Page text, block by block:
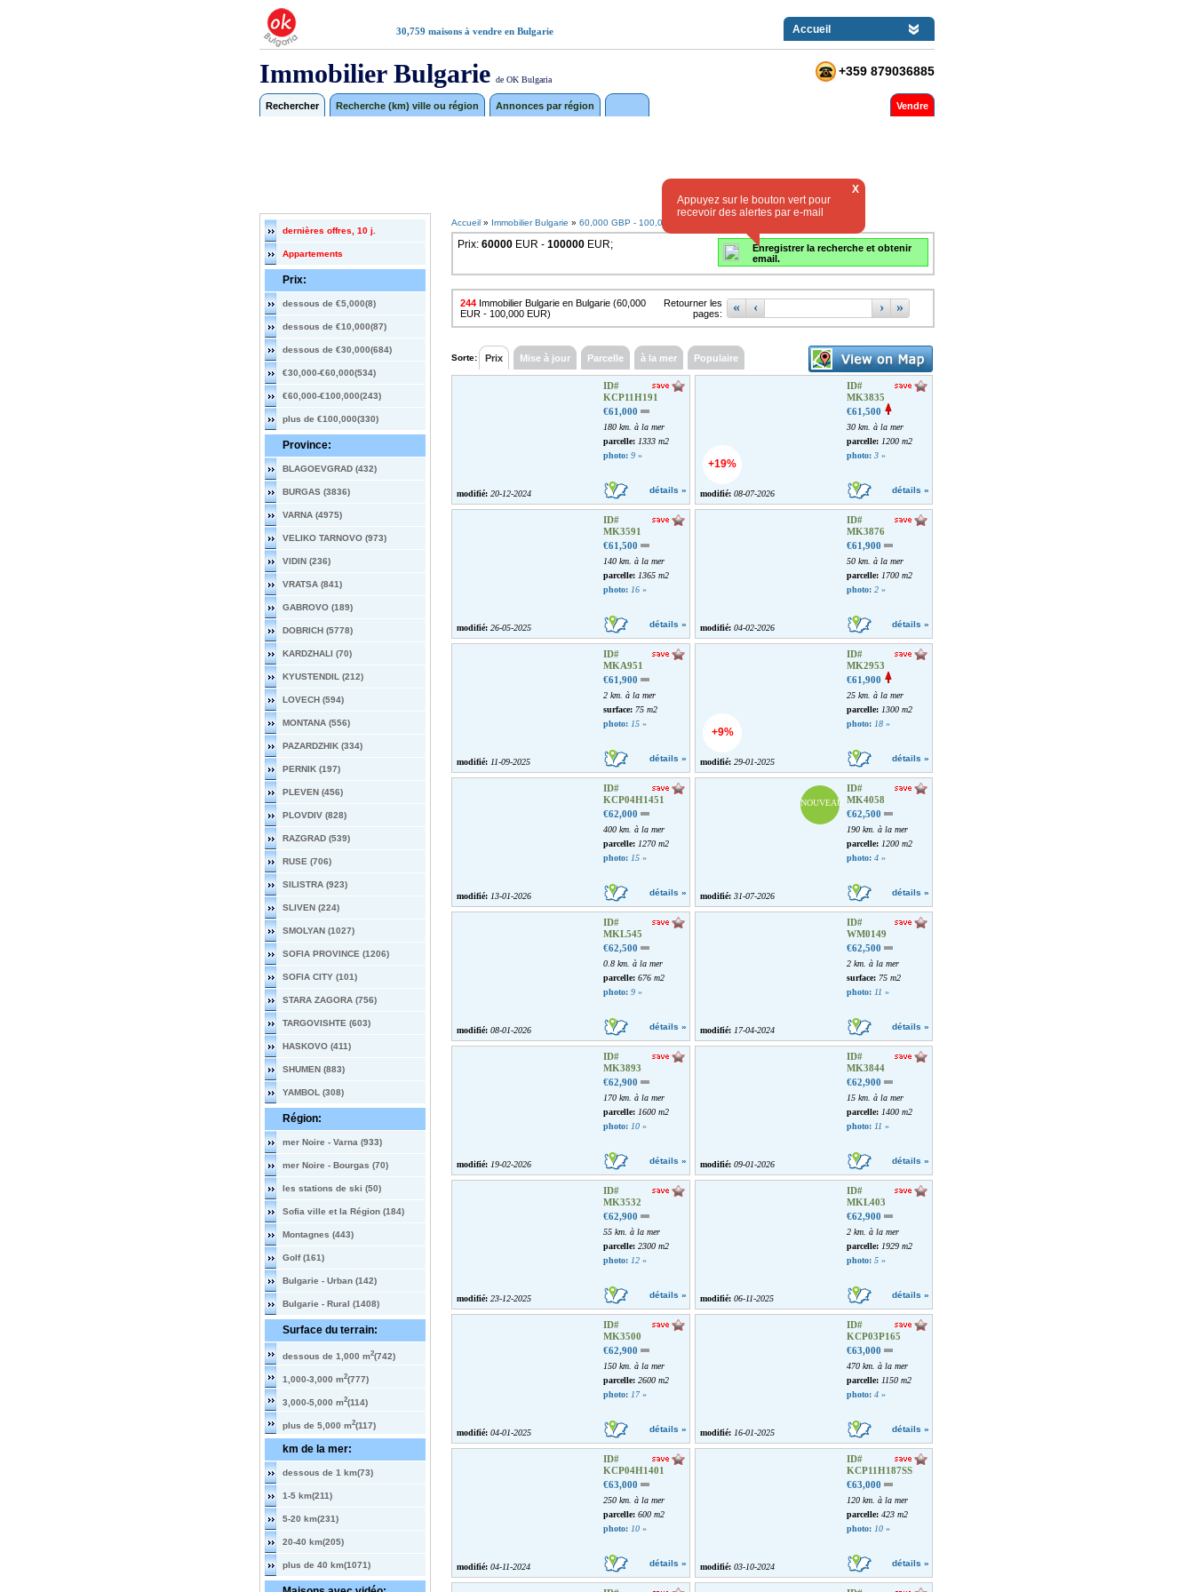
30,759 maisons à vendre en Bulgarie Accueil
Immobilier Bulgarie de OK Bulgaria
+359 879036885
Rechercher Recherche (km) ville ou région Annonces par région Vendre
dernières offres, 10 j.
Appartements
Prix:
dessous de €5,000(8)
dessous de €10,000(87)
dessous de €30,000(684)
€30,000-€60,000(534)
€60,000-€100,000(243)
plus de €100,000(330)
Province:
BLAGOEVGRAD (432)
BURGAS (3836)
VARNA (4975)
VELIKO TARNOVO (973)
VIDIN (236)
VRATSA (841)
GABROVO (189)
DOBRICH (5778)
KARDZHALI (70)
KYUSTENDIL (212)
LOVECH (594)
MONTANA (556)
PAZARDZHIK (334)
PERNIK (197)
PLEVEN (456)
PLOVDIV (828)
RAZGRAD (539)
RUSE (706)
SILISTRA (923)
SLIVEN (224)
SMOLYAN (1027)
SOFIA PROVINCE (1206)
SOFIA CITY (101)
STARA ZAGORA (756)
TARGOVISHTE (603)
HASKOVO (411)
SHUMEN (883)
YAMBOL (308)
Région:
mer Noire - Varna (933)
mer Noire - Bourgas (70)
les stations de ski (50)
Sofia ville et la Région (184)
Montagnes (443)
Golf (161)
Bulgarie - Urban (142)
Bulgarie - Rural (1408)
Surface du terrain:
dessous de 1,000 m2(742)
1,000-3,000 m2(777)
3,000-5,000 m2(114)
plus de 5,000 m2(117)
km de la mer:
dessous de 1 km(73)
1-5 km(211)
5-20 km(231)
20-40 km(205)
plus de 40 km(1071)
Accueil » Immobilier Bulgarie » 60,000 GBP - 100,000 GBP
Prix: 60000 EUR - 100000 EUR;
Enregistrer la recherche et obtenir
email.
244 Immobilier Bulgarie en Bulgarie (60,000
EUR - 100,000 EUR)
Retourner les
pages:
« ‹ › »
Sorte: Prix Mise à jour Parcelle à la mer Populaire
ID#
KCP11H191
€61,000
180 km. à la mer
parcelle: 1333 m2
photo: 9 »
détails »
modifié: 20-12-2024
+19%
ID#
MK3835
€61,500
30 km. à la mer
parcelle: 1200 m2
photo: 3 »
détails »
modifié: 08-07-2026
ID#
MK3591
€61,500
140 km. à la mer
parcelle: 1365 m2
photo: 16 »
détails »
modifié: 26-05-2025
ID#
MK3876
€61,900
50 km. à la mer
parcelle: 1700 m2
photo: 2 »
détails »
modifié: 04-02-2026
ID#
MKA951
€61,900
2 km. à la mer
surface: 75 m2
photo: 15 »
détails »
modifié: 11-09-2025
+9%
ID#
MK2953
€61,900
25 km. à la mer
parcelle: 1300 m2
photo: 18 »
détails »
modifié: 29-01-2025
ID#
KCP04H1451
€62,000
400 km. à la mer
parcelle: 1270 m2
photo: 15 »
détails »
modifié: 13-01-2026
NOUVEAU
ID#
MK4058
€62,500
190 km. à la mer
parcelle: 1200 m2
photo: 4 »
détails »
modifié: 31-07-2026
ID#
MKL545
€62,500
0.8 km. à la mer
parcelle: 676 m2
photo: 9 »
détails »
modifié: 08-01-2026
ID#
WM0149
€62,500
2 km. à la mer
surface: 75 m2
photo: 11 »
détails »
modifié: 17-04-2024
ID#
MK3893
€62,900
170 km. à la mer
parcelle: 1600 m2
photo: 10 »
détails »
modifié: 19-02-2026
ID#
MK3844
€62,900
15 km. à la mer
parcelle: 1400 m2
photo: 11 »
détails »
modifié: 09-01-2026
ID#
MK3532
€62,900
55 km. à la mer
parcelle: 2300 m2
photo: 12 »
détails »
modifié: 23-12-2025
ID#
MKL403
€62,900
2 km. à la mer
parcelle: 1929 m2
photo: 5 »
détails »
modifié: 06-11-2025
ID#
MK3500
€62,900
150 km. à la mer
parcelle: 2600 m2
photo: 17»
détails »
modifié: 04-01-2025
ID#
KCP03P165
€63,000
470 km. à la mer
parcelle: 1150 m2
photo: 4 »
détails »
modifié: 16-01-2025
ID#
KCP04H1401
€63,000
250 km. à la mer
parcelle: 600 m2
photo: 10 »
détails »
modifié: 04-11-2024
ID#
KCP11H187SS
€63,000
120 km. à la mer
parcelle: 423 m2
photo: 10 »
détails »
modifié: 03-10-2024
Appuyez sur le bouton vert pour
recevoir des alertes par e-mail
X